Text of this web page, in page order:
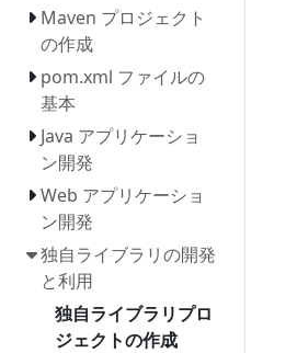
Maven プロジェクト
の作成
pom.xml ファイルの
基本
Java アプリケーショ
ン開発
Web アプリケーショ
ン開発
独自ライブラリの開発
と利用
独自ライブラリプロ
ジェクトの作成